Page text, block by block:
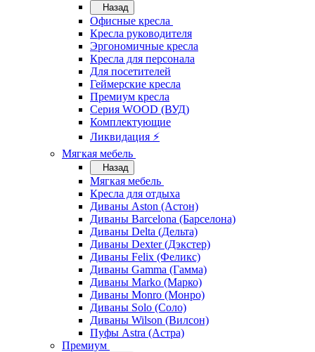
Назад
Офисные кресла
Кресла руководителя
Эргономичные кресла
Кресла для персонала
Для посетителей
Геймерские кресла
Премиум кресла
Серия WOOD (ВУД)
Комплектующие
Ликвидация ⚡
Мягкая мебель
Назад
Мягкая мебель
Кресла для отдыха
Диваны Aston (Астон)
Диваны Barcelona (Барселона)
Диваны Delta (Дельта)
Диваны Dexter (Дэкстер)
Диваны Felix (Феликс)
Диваны Gamma (Гамма)
Диваны Marko (Марко)
Диваны Monro (Монро)
Диваны Solo (Соло)
Диваны Wilson (Вилсон)
Пуфы Astra (Астра)
Премиум